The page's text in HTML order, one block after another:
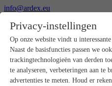
info@ardex.eu
Nederlands
Français
Producten
Productoverzicht
Ruwbouw
Privacy-instellingen
Op onze website vindt u
Naast de basisfuncties passen we
trackingtechnologieën van derden
te analyseren, verbeteringen aan te
advertenties te meten. Houd er